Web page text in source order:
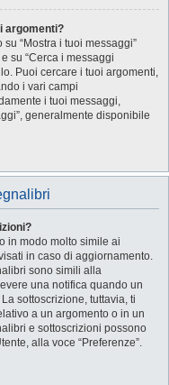
argomenti?
“Mostra i tuoi messaggi”
su “Cerca i messaggi
Puoi cercare i tuoi argomenti,
i vari campi
i tuoi messaggi,
generalmente disponibile
in modo molto simile ai
in caso di aggiornamento.
sono simili alla
una notifica quando un
sottoscrizione, tuttavia, ti
a un argomento o in un
e sottoscrizioni possono
alla voce “Preferenze”.